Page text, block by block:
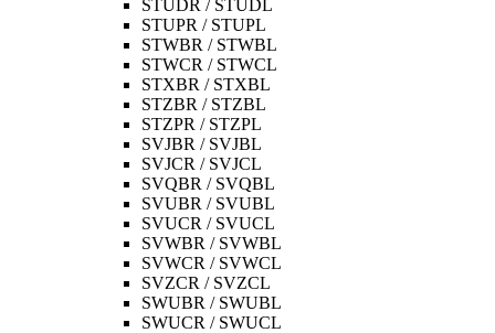
STUDR / STUDL
STUPR / STUPL
STWBR / STWBL
STWCR / STWCL
STXBR / STXBL
STZBR / STZBL
STZPR / STZPL
SVJBR / SVJBL
SVJCR / SVJCL
SVQBR / SVQBL
SVUBR / SVUBL
SVUCR / SVUCL
SVWBR / SVWBL
SVWCR / SVWCL
SVZCR / SVZCL
SWUBR / SWUBL
SWUCR / SWUCL